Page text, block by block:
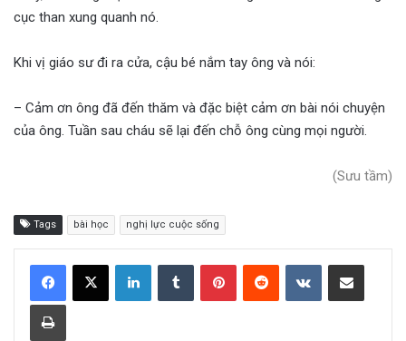
cục than xung quanh nó.
Khi vị giáo sư đi ra cửa, cậu bé nắm tay ông và nói:
– Cảm ơn ông đã đến thăm và đặc biệt cảm ơn bài nói chuyện
của ông. Tuần sau cháu sẽ lại đến chỗ ông cùng mọi người.
(Sưu tầm)
Tags bài học nghị lực cuộc sống